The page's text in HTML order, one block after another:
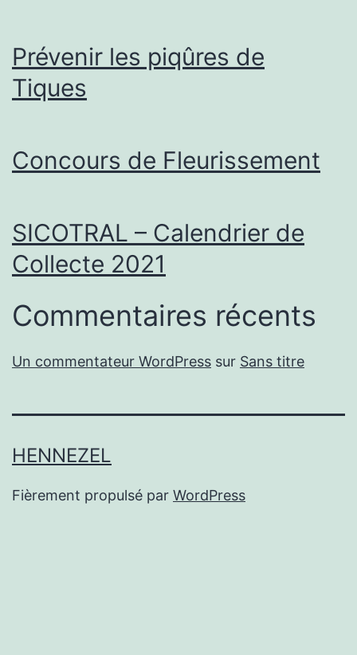
Prévenir les piqûres de
Tiques
Concours de Fleurissement
SICOTRAL – Calendrier de
Collecte 2021
Commentaires récents
Un commentateur WordPress sur Sans titre
HENNEZEL
Fièrement propulsé par WordPress